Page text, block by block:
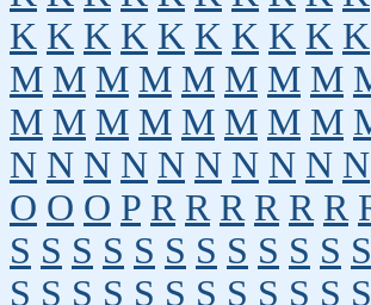
K K K K K K K K K K
M M M M M M M M
M M M M M M M M
N N N N N N N N N N
O O O P R R R R R R
S S S S S S S S S S S S
S S S S S S S S S S S S